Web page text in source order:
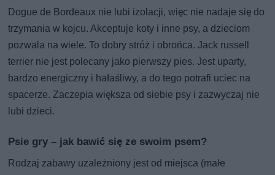
Dogue de Bordeaux nie lubi izolacji, więc nie nadaje się do
trzymania w kojcu. Akceptuje koty i inne psy, a dzieciom
pozwala na wiele. To dobry stróż i obrońca. Jack russell
terrier nie jest polecany jako pierwszy pies. Jest uparty,
bardzo energiczny i hałaśliwy, a do tego potrafi uciec na
spacerze. Zaczepia większa od siebie psy i zazwyczaj nie
lubi dzieci.
Psie gry – jak bawić się ze swoim psem?
Rodzaj zabawy uzależniony jest od miejsca (małe